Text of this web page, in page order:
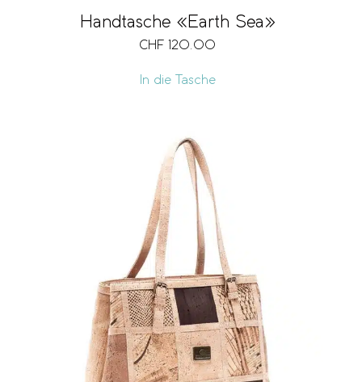
Handtasche «Earth Sea»
CHF 120.00
In die Tasche